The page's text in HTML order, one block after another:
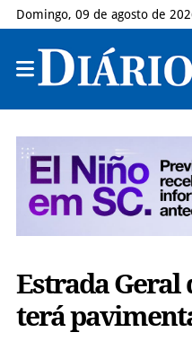
Domingo, 09 de agosto de
Estrada Geral
terá